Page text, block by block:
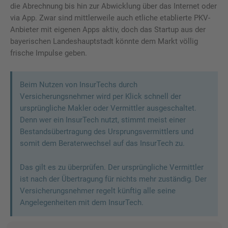
die Abrechnung bis hin zur Abwicklung über das Internet oder
via App. Zwar sind mittlerweile auch etliche etablierte PKV-
Anbieter mit eigenen Apps aktiv, doch das Startup aus der
bayerischen Landeshauptstadt könnte dem Markt völlig
frische Impulse geben.
Beim Nutzen von InsurTechs durch
Versicherungsnehmer wird per Klick schnell der
ursprüngliche Makler oder Vermittler ausgeschaltet.
Denn wer ein InsurTech nutzt, stimmt meist einer
Bestandsübertragung des Ursprungsvermittlers und
somit dem Beraterwechsel auf das InsurTech zu.
Das gilt es zu überprüfen. Der ursprüngliche Vermittler
ist nach der Übertragung für nichts mehr zuständig. Der
Versicherungsnehmer regelt künftig alle seine
Angelegenheiten mit dem InsurTech.